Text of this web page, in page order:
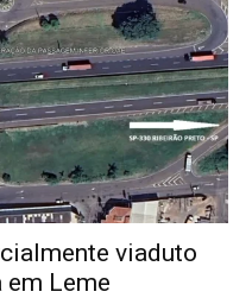
viaduto
em Leme